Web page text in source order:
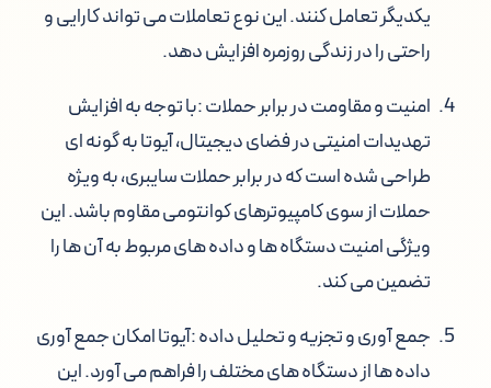
یکدیگر تعامل کنند. این نوع تعاملات می تواند کارایی و
راحتی را در زندگی روزمره افزایش دهد.
امنیت و مقاومت در برابر حملات:با توجه به افزایش
تهدیدات امنیتی در فضای دیجیتال، آیوتا به گونه ای
طراحی شده است که در برابر حملات سایبری، به ویژه
حملات از سوی کامپیوترهای کوانتومی مقاوم باشد. این
ویژگی امنیت دستگاه ها و داده های مربوط به آن ها را
تضمین می کند.
جمع آوری و تجزیه و تحلیل داده:آیوتا امکان جمع آوری
داده ها از دستگاه های مختلف را فراهم می آورد. این